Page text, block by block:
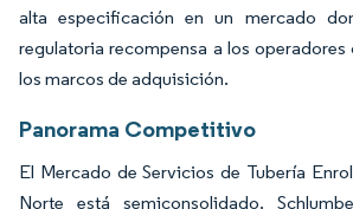
alta especificación en un mercado
regulatoria recompensa a los operadores
los marcos de adquisición.
Panorama Competitivo
El Mercado de Servicios de Tubería
Norte está semiconsolidado.